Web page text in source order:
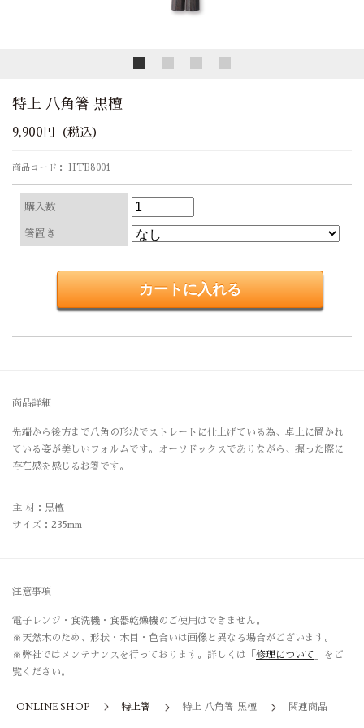
特上 八角箸 黒檀
9,900円（税込）
商品コード： HTB8001
購入数
箸置き
商品詳細
先端から後方まで八角の形状でストレートに仕上げている為、卓上に置かれ
ている姿が美しいフォルムです。オーソドックスでありながら、握った際に
存在感を感じるお箸です。
主 材：黒檀
サイズ：235mm
注意事項
電子レンジ・食洗機・食器乾燥機のご使用はできません。
※天然木のため、形状・木目・色合いは画像と異なる場合がございます。
※弊社ではメンテナンスを行っております。詳しくは「 修理について 」をご
覧ください。
ONLINE SHOP 特上箸 特上 八角箸 黒檀 関連商品